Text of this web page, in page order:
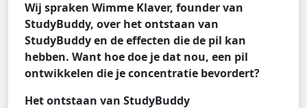
Wij spraken Wimme Klaver, founder van
StudyBuddy, over het ontstaan van
StudyBuddy en de effecten die de pil kan
hebben. Want hoe doe je dat nou, een pil
ontwikkelen die je concentratie bevordert?
Het ontstaan van StudyBuddy